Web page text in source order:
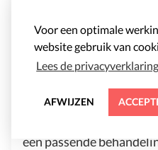
Voor een optimale
website gebruik van
Lees de privacyverklaring
AFWIJZEN
zelfherstellend
17 juli 2023
Hormoonzalf bij
slaappillen bij
ontsteking. Voor elke
een passende